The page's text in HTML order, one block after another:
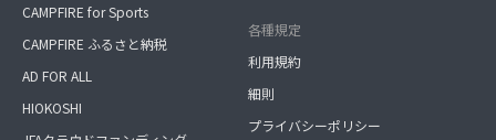
CAMPFIRE for Sports
CAMPFIRE ふるさと納税
AD FOR ALL
HIOKOSHI
各種規定
利用規約
細則
プライバシーポリシー